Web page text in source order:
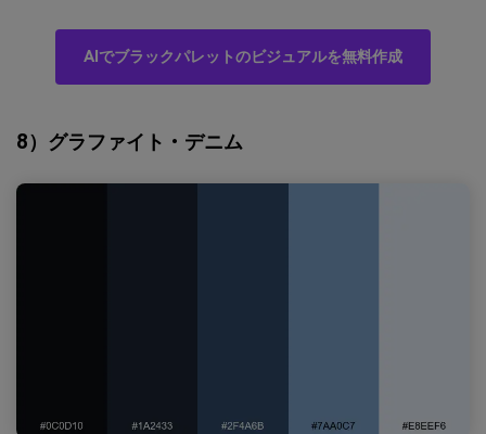
AIでブラックパレットのビジュアルを無料作成
8）グラファイト・デニム